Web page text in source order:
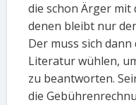
die schon Ärger mit
denen bleibt nur
Der muss sich
Literatur wühlen,
zu beantworten.
die